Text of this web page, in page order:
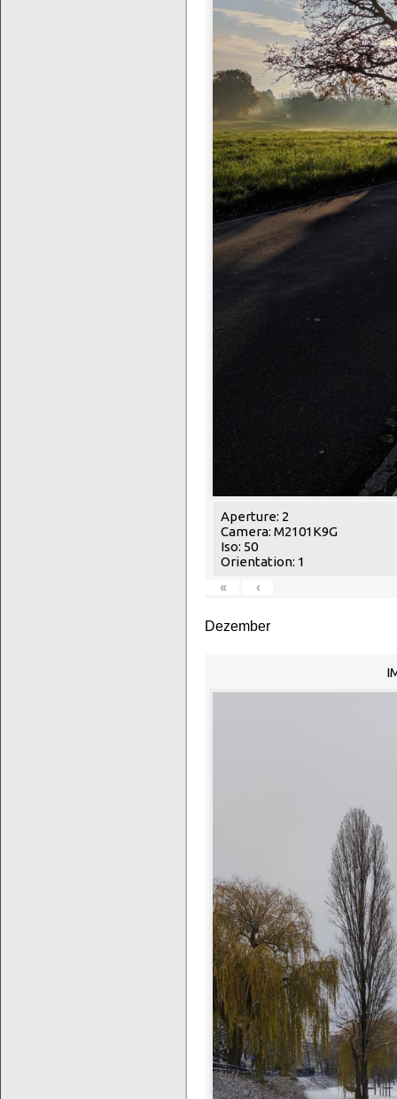
Aperture: 2
Camera: M2101K9G
Iso: 50
Orientation: 1
«
‹
Dezember